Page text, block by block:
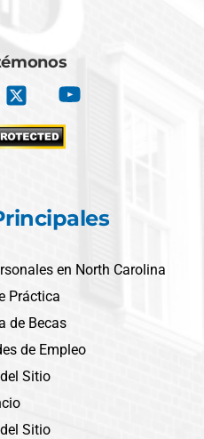
en North Carolina
Práctica
de Becas
de Empleo
Sitio
Sitio